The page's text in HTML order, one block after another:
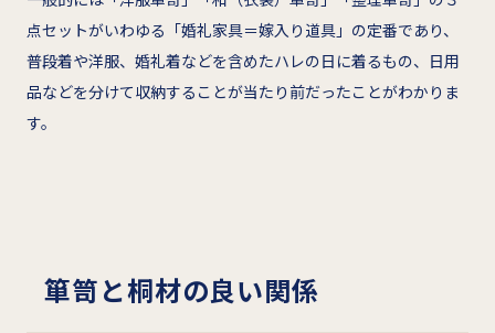
点セットがいわゆる「婚礼家具＝嫁入り道具」の定番であり、
普段着や洋服、婚礼着などを含めたハレの日に着るもの、日用
品などを分けて収納することが当たり前だったことがわかりま
す。
箪笥と桐材の良い関係